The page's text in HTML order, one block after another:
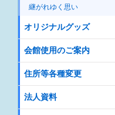
継がれゆく思い
オリジナルグッズ
会館使用のご案内
住所等各種変更
法人資料